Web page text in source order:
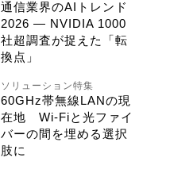
通信業界のAIトレンド
2026 ― NVIDIA 1000
社超調査が捉えた「転
換点」
ソリューション特集
60GHz帯無線LANの現
在地 Wi-Fiと光ファイ
バーの間を埋める選択
肢に